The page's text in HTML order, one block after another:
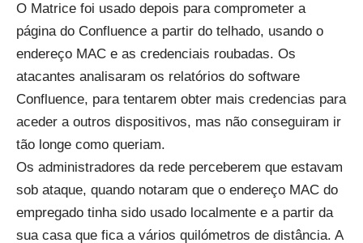
O Matrice foi usado depois para comprometer a
página do Confluence a partir do telhado, usando o
endereço MAC e as credenciais roubadas. Os
atacantes analisaram os relatórios do software
Confluence, para tentarem obter mais credencias para
aceder a outros dispositivos, mas não conseguiram ir
tão longe como queriam.
Os administradores da rede perceberem que estavam
sob ataque, quando notaram que o endereço MAC do
empregado tinha sido usado localmente e a partir da
sua casa que fica a vários quilómetros de distância. A